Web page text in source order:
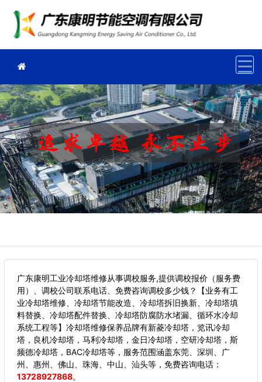
广东康明工业冷却塔维修从事调校服务,提供调校报价（服务费
用）、调校公司联系电话、免费咨询调校多少钱？【业务有工
业冷却塔维修、冷却塔节能改造、冷却塔拆旧换新、冷却塔填
料替换、冷却塔配件替换、冷却塔防腐防水堵漏、循环水冷却
系统工程等】冷却塔维修保养品牌有新菱冷却塔，览讯冷却
塔，良机冷却塔，马利冷却塔，金日冷却塔，空研冷却塔，斯
频德冷却塔，BAC冷却塔等，服务范围涵盖东莞、深圳、广
州、惠州、佛山、珠海、中山、汕头等， 免费咨询电话：
13728927868。